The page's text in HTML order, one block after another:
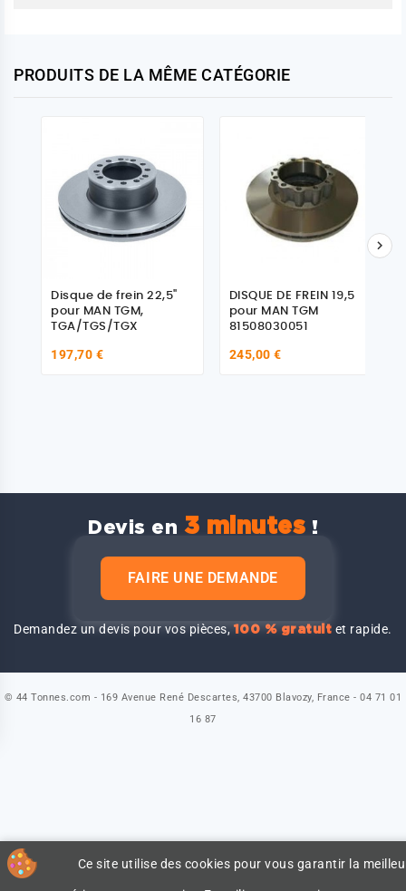
PRODUITS DE LA MÊME CATÉGORIE
Disque de frein 22,5"
pour MAN TGM,
TGA/TGS/TGX
197,70 €
DISQUE DE FREIN 19,5
pour MAN TGM
81508030051
245,00 €

Devis en 3 minutes !
FAIRE UNE DEMANDE
Demandez un devis pour vos pièces,100 % gratuit et rapide.
Ce site utilise des cookies pour vous garantir la
© 44 Tonnes.com - 169 Avenue René Descartes, 43700 Blavozy, France - 04 71 01
16 87